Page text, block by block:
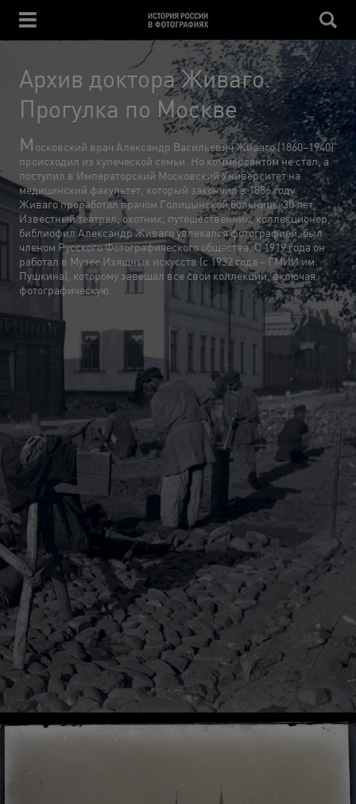
Архив доктора Живаго.
Прогулка по Москве
М осковский врач Александр Васильевич Живаго (1860–1940)
происходил из купеческой семьи. Но коммерсантом не стал, а
поступил в Императорский Московский Университет на
медицинский факультет, который закончил в 1886 году.
Живаго проработал врачом Голицынской больницы 30 лет.
Известный театрал, охотник, путешественник, коллекционер,
библиофил Александр Живаго увлекался фотографией, был
членом Русского Фотографического общества. С 1919 года он
работал в Музее Изящных искусств (с 1932 года – ГМИИ им.
Пушкина), которому завещал все свои коллекции, включая
фотографическую.